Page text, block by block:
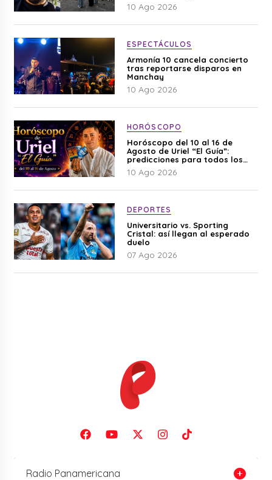
10 Ago 2026
ESPECTÁCULOS
Armonía 10 cancela concierto
tras reportarse disparos en
Manchay
10 Ago 2026
HORÓSCOPO
Horóscopo del 10 al 16 de
Agosto de Uriel “El Guía”:
predicciones para todos los
signos del zodiaco aquí
10 Ago 2026
DEPORTES
Universitario vs. Sporting
Cristal: así llegan al esperado
duelo
07 Ago 2026
Radio Panamericana